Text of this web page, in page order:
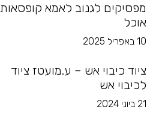
מפסיקים לגנוב לאמא קופסאות
אוכל
10 באפריל 2025
ציוד כיבוי אש – ע.מועטז ציוד
לכיבוי אש
21 ביוני 2024